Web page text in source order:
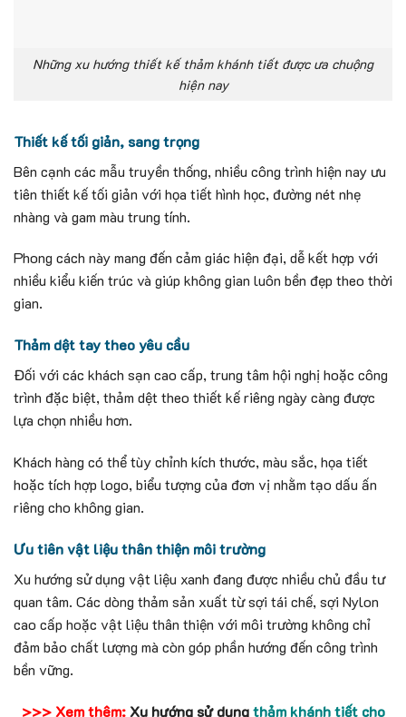
Những xu hướng thiết kế thảm khánh tiết được ưa chuộng
hiện nay
Thiết kế tối giản, sang trọng
Bên cạnh các mẫu truyền thống, nhiều công trình hiện nay ưu
tiên thiết kế tối giản với họa tiết hình học, đường nét nhẹ
nhàng và gam màu trung tính.
Phong cách này mang đến cảm giác hiện đại, dễ kết hợp với
nhiều kiểu kiến trúc và giúp không gian luôn bền đẹp theo thời
gian.
Thảm dệt tay theo yêu cầu
Đối với các khách sạn cao cấp, trung tâm hội nghị hoặc công
trình đặc biệt, thảm dệt theo thiết kế riêng ngày càng được
lựa chọn nhiều hơn.
Khách hàng có thể tùy chỉnh kích thước, màu sắc, họa tiết
hoặc tích hợp logo, biểu tượng của đơn vị nhằm tạo dấu ấn
riêng cho không gian.
Ưu tiên vật liệu thân thiện môi trường
Xu hướng sử dụng vật liệu xanh đang được nhiều chủ đầu tư
quan tâm. Các dòng thảm sản xuất từ sợi tái chế, sợi Nylon
cao cấp hoặc vật liệu thân thiện với môi trường không chỉ
đảm bảo chất lượng mà còn góp phần hướng đến công trình
bền vững.
>>> Xem thêm:Xu hướng sử dụngthảm khánh tiết cho